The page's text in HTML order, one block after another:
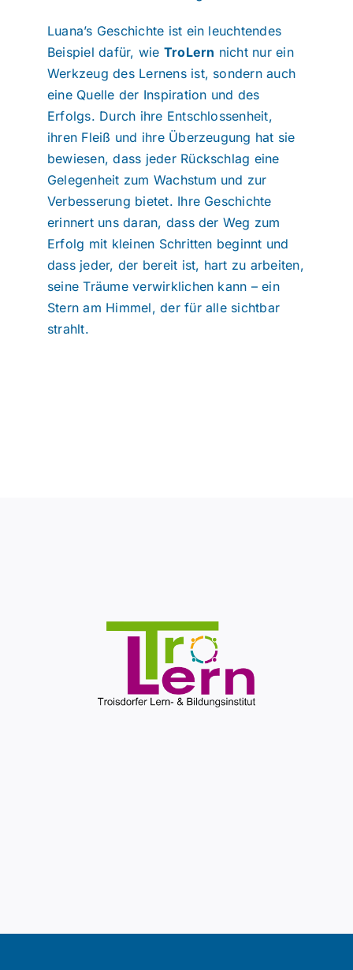
Luana’s Geschichte ist ein leuchtendes
Beispiel dafür, wie TroLern nicht nur ein
Werkzeug des Lernens ist, sondern auch
eine Quelle der Inspiration und des
Erfolgs. Durch ihre Entschlossenheit,
ihren Fleiß und ihre Überzeugung hat sie
bewiesen, dass jeder Rückschlag eine
Gelegenheit zum Wachstum und zur
Verbesserung bietet. Ihre Geschichte
erinnert uns daran, dass der Weg zum
Erfolg mit kleinen Schritten beginnt und
dass jeder, der bereit ist, hart zu arbeiten,
seine Träume verwirklichen kann – ein
Stern am Himmel, der für alle sichtbar
strahlt.